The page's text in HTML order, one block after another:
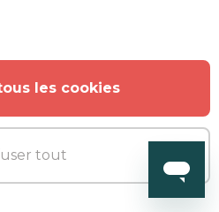
les cookies
tout